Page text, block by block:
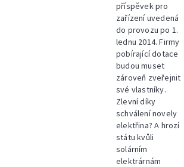
příspěvek pro
zařízení uvedená
do provozu po 1.
lednu 2014. Firmy
pobírající dotace
budou muset
zároveň zveřejnit
své vlastníky.
Zlevní díky
schválení novely
elektřina? A hrozí
státu kvůli
solárním
elektrárnám